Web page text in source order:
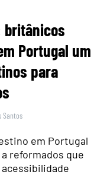
britânicos
Portugal um
para
Santos
em Portugal
reformados que